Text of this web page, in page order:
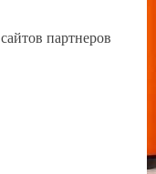
партнеров